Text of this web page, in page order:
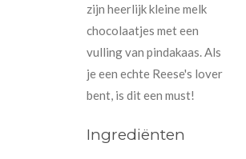
zijn heerlijk kleine melk
chocolaatjes met een
vulling van pindakaas. Als
je een echte Reese's lover
bent, is dit een must!
Ingrediënten